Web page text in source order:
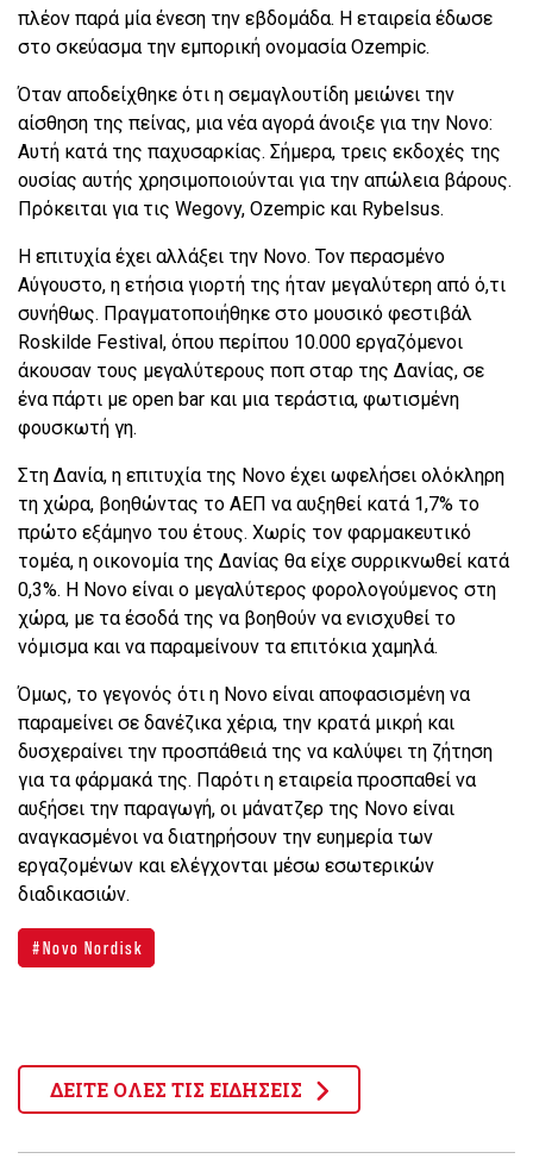
πλέον παρά μία ένεση την εβδομάδα. Η εταιρεία έδωσε
στο σκεύασμα την εμπορική ονομασία Ozempic.
Όταν αποδείχθηκε ότι η σεμαγλουτίδη μειώνει την
αίσθηση της πείνας, μια νέα αγορά άνοιξε για την Novo:
Αυτή κατά της παχυσαρκίας. Σήμερα, τρεις εκδοχές της
ουσίας αυτής χρησιμοποιούνται για την απώλεια βάρους.
Πρόκειται για τις Wegovy, Ozempic και Rybelsus.
Η επιτυχία έχει αλλάξει την Novo. Τον περασμένο
Αύγουστο, η ετήσια γιορτή της ήταν μεγαλύτερη από ό,τι
συνήθως. Πραγματοποιήθηκε στο μουσικό φεστιβάλ
Roskilde Festival, όπου περίπου 10.000 εργαζόμενοι
άκουσαν τους μεγαλύτερους ποπ σταρ της Δανίας, σε
ένα πάρτι με open bar και μια τεράστια, φωτισμένη
φουσκωτή γη.
Στη Δανία, η επιτυχία της Novo έχει ωφελήσει ολόκληρη
τη χώρα, βοηθώντας το ΑΕΠ να αυξηθεί κατά 1,7% το
πρώτο εξάμηνο του έτους. Χωρίς τον φαρμακευτικό
τομέα, η οικονομία της Δανίας θα είχε συρρικνωθεί κατά
0,3%. Η Novo είναι ο μεγαλύτερος φορολογούμενος στη
χώρα, με τα έσοδά της να βοηθούν να ενισχυθεί το
νόμισμα και να παραμείνουν τα επιτόκια χαμηλά.
Όμως, το γεγονός ότι η Novo είναι αποφασισμένη να
παραμείνει σε δανέζικα χέρια, την κρατά μικρή και
δυσχεραίνει την προσπάθειά της να καλύψει τη ζήτηση
για τα φάρμακά της. Παρότι η εταιρεία προσπαθεί να
αυξήσει την παραγωγή, οι μάνατζερ της Novo είναι
αναγκασμένοι να διατηρήσουν την ευημερία των
εργαζομένων και ελέγχονται μέσω εσωτερικών
διαδικασιών.
Novo Nordisk
ΔΕΙΤΕ ΟΛΕΣ ΤΙΣ ΕΙΔΗΣΕΙΣ